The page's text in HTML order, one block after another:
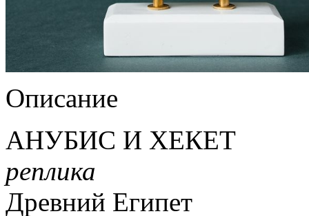
Описание
АНУБИС И ХЕКЕТ
реплика
Древний Египет